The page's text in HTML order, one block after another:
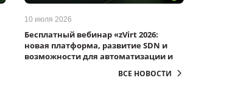
10 июля 2026
Бесплатный вебинар «zVirt 2026:
новая платформа, развитие SDN и
возможности для автоматизации и
ВСЕ НОВОСТИ